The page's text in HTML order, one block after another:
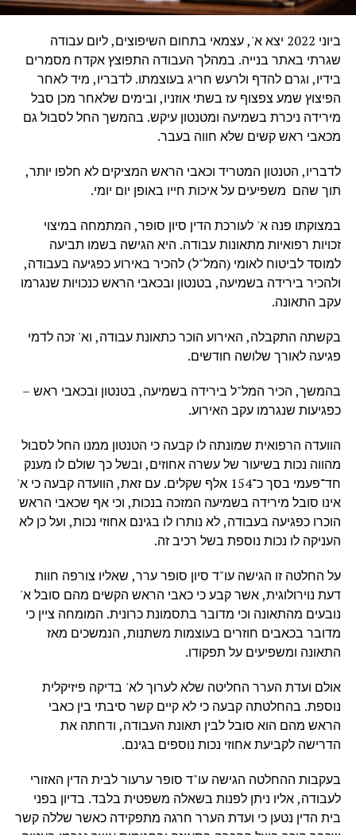
ביוני 2022 יצא א', עצמאי בתחום השיפוצים, ליום עבודה
שגרתי באתר בנייה. במהלך העבודה התפוצץ אקדח מסמרים
בידיו, וגרם להדף ולרעש חריג בעוצמתו. לדבריו, מיד לאחר
הפיצוץ שמע צפצוף עז בשתי אוזניו, ובימים שלאחר מכן סבל
מירידה ניכרת בשמיעה ומטנטון עיקש. בהמשך החל לסבול גם
מכאבי ראש קשים שלא חווה בעבר.
לדבריו, הטנטון המטריד וכאבי הראש המציקים לא חלפו יותר,
תוך שהם משפיעים על איכות חייו באופן יום יומי.
במצוקתו פנה א' לעורכת הדין סיון סופר, המתמחה במיצוי
זכויות רפואיות מתאונות עבודה. היא הגישה בשמו תביעה
למוסד לביטוח לאומי (המל"ל) להכיר באירוע כפגיעה בעבודה,
ולהכיר בירידה בשמיעה, בטנטון ובכאבי הראש כנכויות שנגרמו
עקב התאונה.
בקשתה התקבלה, האירוע הוכר כתאונת עבודה, וא' זכה לדמי
פגיעה לאורך שלושה חודשים.
בהמשך, הכיר המל"ל בירידה בשמיעה, בטנטון ובכאבי ראש –
כפגיעות שנגרמו עקב האירוע.
הוועדה הרפואית שמונתה לו קבעה כי הטנטון ממנו החל לסבול
מהווה נכות בשיעור של עשרה אחוזים, ובשל כך שולם לו מענק
חד־פעמי בסך כ־154 אלף שקלים. עם זאת, הוועדה קבעה כי א'
אינו סובל מירידה בשמיעה המזכה בנכות, וכי אף שכאבי הראש
הוכרו כפגיעה בעבודה, לא נותרו לו בגינם אחוזי נכות, ועל כן לא
העניקה לו נכות נוספת בשל רכיב זה.
על החלטה זו הגישה עו"ד סיון סופר ערר, שאליו צורפה חוות
דעת נוירולוגית, אשר קבע כי כאבי הראש הקשים מהם סובל א'
נובעים מהתאונה וכי מדובר בתסמונת כרונית. המומחה ציין כי
מדובר בכאבים חוזרים בעוצמות משתנות, הנמשכים מאז
התאונה ומשפיעים על תפקודו.
אולם ועדת הערר החליטה שלא לערוך לא' בדיקה פיזיקלית
נוספת. בהחלטתה קבעה כי לא קיים קשר סיבתי בין כאבי
הראש מהם הוא סובל לבין תאונת העבודה, ודחתה את
הדרישה לקביעת אחוזי נכות נוספים בגינם.
בעקבות ההחלטה הגישה עו"ד סופר ערעור לבית הדין האזורי
לעבודה, אליו ניתן לפנות בשאלה משפטית בלבד. בדיון בפני
בית הדין נטען כי ועדת הערר חרגה מתפקידה כאשר שללה קשר